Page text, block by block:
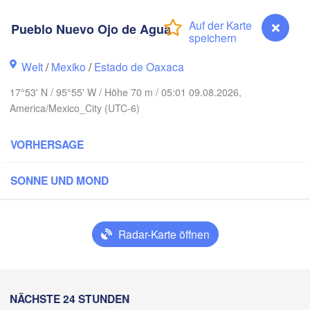
Pueblo Nuevo Ojo de Agua
Welt/Mexiko /Estado de Oaxaca
17°53' N / 95°55' W / Höhe 70 m / 05:01 09.08.2026,
America/Mexico_City (UTC-6)
VORHERSAGE
SONNE UND MOND
Radar-Karte öffnen
NÄCHSTE 24 STUNDEN
Reynosa
Ciudad Victoria
Ciudad de México
Pueblo Nuevo Ojo de Agua